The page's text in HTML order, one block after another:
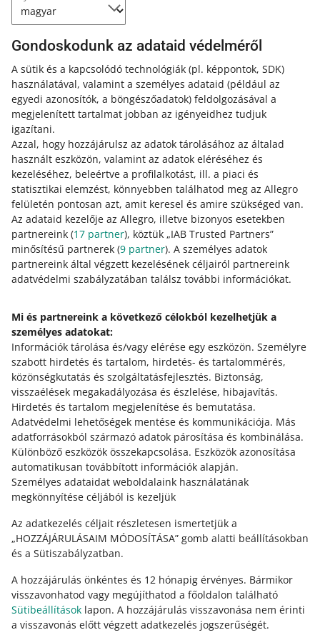
Gondoskodunk az adataid védelméről
A sütik és a kapcsolódó technológiák (pl. képpontok, SDK)
használatával, valamint a személyes adataid (például az
egyedi azonosítók, a böngészőadatok) feldolgozásával a
megjelenített tartalmat jobban az igényeidhez tudjuk
igazítani.
Azzal, hogy hozzájárulsz az adatok tárolásához az általad
használt eszközön, valamint az adatok eléréséhez és
kezeléséhez, beleértve a profilalkotást, ill. a piaci és
statisztikai elemzést, könnyebben találhatod meg az Allegro
felületén pontosan azt, amit keresel és amire szükséged van.
Az adataid kezelője az Allegro, illetve bizonyos esetekben
partnereink (17 partner), köztük „IAB Trusted Partners”
minősítésű partnerek (9 partner). A személyes adatok
partnereink által végzett kezelésének céljairól partnereink
adatvédelmi szabályzatában találsz további információkat.
Mi és partnereink a következő célokból kezelhetjük a
személyes adatokat:
Információk tárolása és/vagy elérése egy eszközön. Személyre
szabott hirdetés és tartalom, hirdetés- és tartalommérés,
közönségkutatás és szolgáltatásfejlesztés. Biztonság,
visszaélések megakadályozása és észlelése, hibajavítás.
Hirdetés és tartalom megjelenítése és bemutatása.
Adatvédelmi lehetőségek mentése és kommunikációja. Más
adatforrásokból származó adatok párosítása és kombinálása.
Különböző eszközök összekapcsolása. Eszközök azonosítása
automatikusan továbbított információk alapján.
Személyes adataidat weboldalaink használatának
megkönnyítése céljából is kezeljük
Az adatkezelés céljait részletesen ismertetjük a
„HOZZÁJÁRULÁSAIM MÓDOSÍTÁSA” gomb alatti beállításokban
és a Sütiszabályzatban.
A hozzájárulás önkéntes és 12 hónapig érvényes. Bármikor
visszavonhatod vagy megújíthatod a főoldalon található
Sütibeállítások lapon. A hozzájárulás visszavonása nem érinti
a visszavonás előtt végzett adatkezelés jogszerűségét.
Jelentkezz be jelszó nélkül – hozzáférési kulccsal
2026. április 23. 13:41
Mostantól az egyik legbiztonságosabb bejelentkezési
módot is engedélyezheted a fiókodban. Ismerkedj meg a
hozzáférési kulcsokkal, és ismerd meg a felhasználási
módjukat az Allegro felületén.
Hatályba lépett az akkumulátorokról szóló rendelet.
Nézd meg, hogyan adhatod meg a törvény által előírt
adatokat
2025. augusztus 18. 15:16
A szükséges adatokat a Sales Center EPR-lapján adhatod
meg – attól függően, hogy akkumulátorgyártó vagy-e az
adott piacon.
2025. augusztus 11. 9:55
Felületünkön további opciókat módosítunk, hogy
segítsünk neked az Allegrón az előírásnak megfelelően
értékesíteni. Tudj meg többet.
RÉGEBBIEK MEGTEKINTÉSE
Ez az oldal más nyelveken is elérhető.